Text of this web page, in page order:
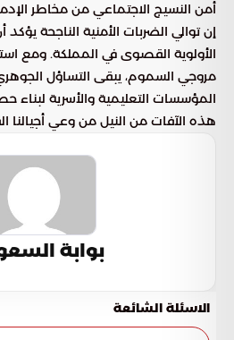
أمن النسيج الاجتماعي من مخاطر
إن توالي الضربات الأمنية الناجحة
الأولوية القصوى في المملكة. ومع
مروجي السموم، يبقى التساؤل
المؤسسات التعليمية والأسرية لبناء
هذه الآفات من النيل من وعي أجيالنا
بوابة
الاسئلة الشائعة